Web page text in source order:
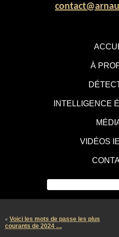
À
INTELLIGENCE
VIDÉOS
« Voici les mots de passe les plus
courants de 2024 …